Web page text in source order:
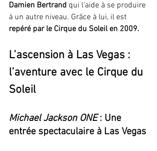
Damien Bertrand qui l'aide à se produire
à un autre niveau. Grâce à lui, il est
repéré par le Cirque du Soleil en 2009.
L’ascension à Las Vegas :
l’aventure avec le Cirque du
Soleil
Michael Jackson ONE : Une
entrée spectaculaire à Las Vegas